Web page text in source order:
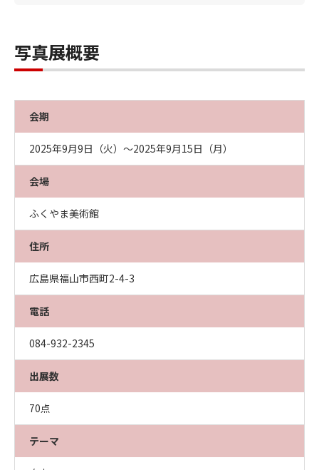
写真展概要
会期
2025年9月9日（火）～2025年9月15日（月）
会場
ふくやま美術館
住所
広島県福山市西町2-4-3
電話
084-932-2345
出展数
70点
テーマ